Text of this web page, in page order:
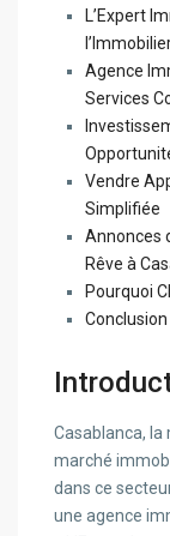
L’Expert
Agence
Services
Vendre
Simplifiée
Annonces
Rêve à
Pourquoi
Casablanca,
marché
dans ce
une agence